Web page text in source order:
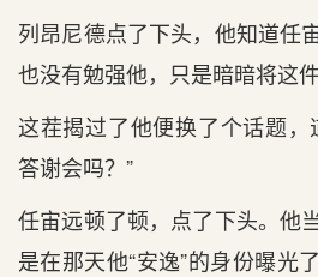
列昂尼德点了下头，他知道任
也没有勉强他，只是暗暗将这
这茬揭过了他便换了个话题，
答谢会吗？”
任宙远顿了顿，点了下头。他
是在那天他“安逸”的身份曝光